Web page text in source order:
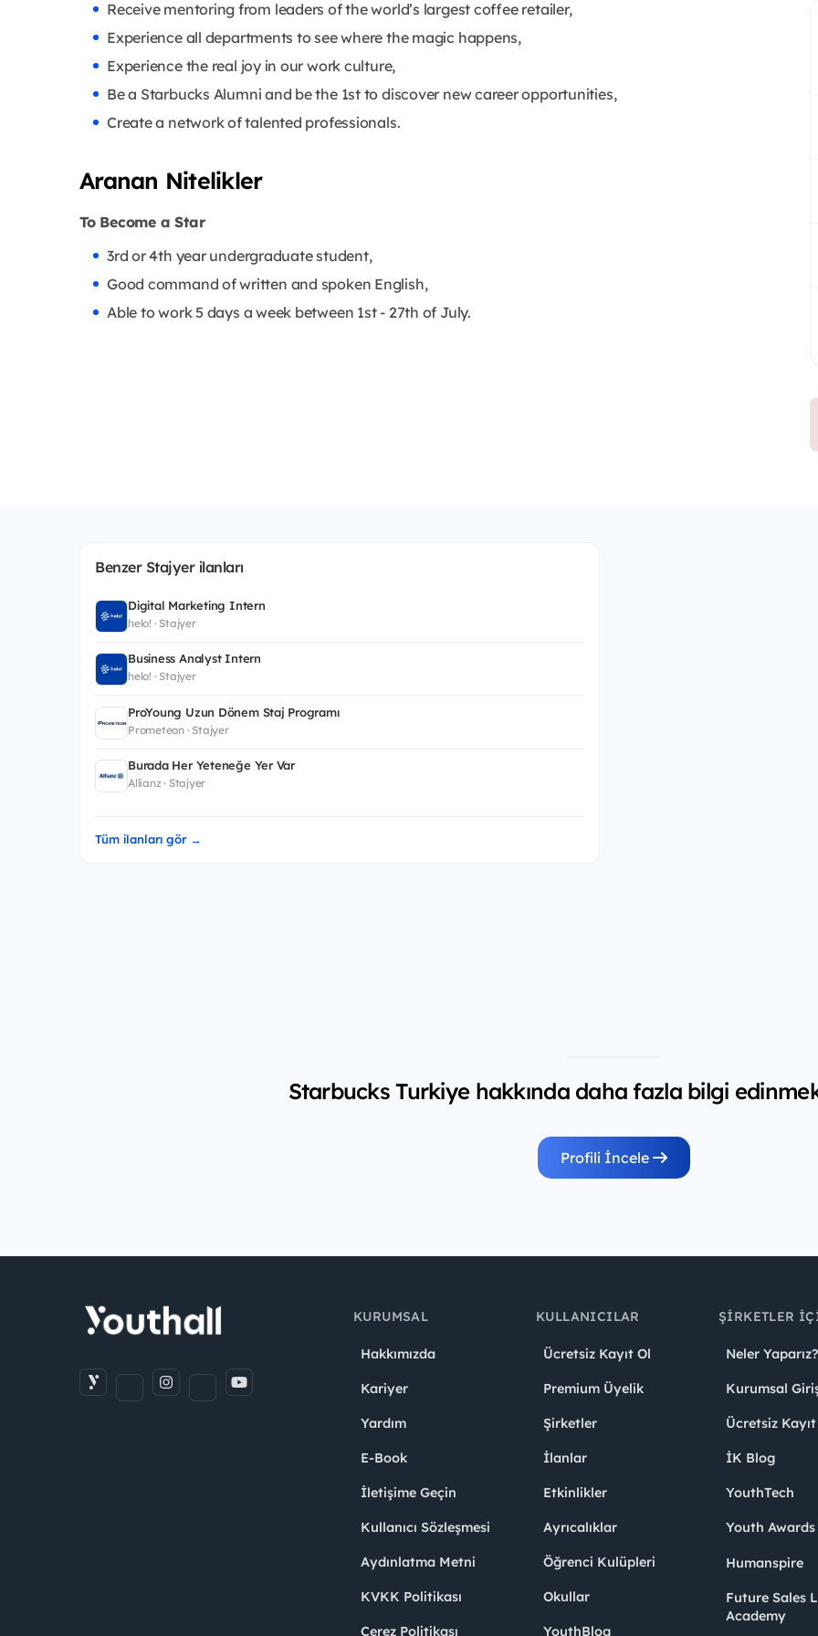
Receive mentoring from leaders of the world’s largest coffee retailer,
Experience all departments to see where the magic happens,
Experience the real joy in our work culture,
Be a Starbucks Alumni and be the 1st to discover new career opportunities,
Create a network of talented professionals.
Aranan Nitelikler
To Become a Star
3rd or 4th year undergraduate student,
Good command of written and spoken English,
Able to work 5 days a week between 1st - 27th of July.
Benzer Stajyer ilanları
Digital Marketing Intern
helo! · Stajyer
Business Analyst Intern
helo! · Stajyer
ProYoung Uzun Dönem Staj Programı
Prometeon · Stajyer
Burada Her Yeteneğe Yer Var
Allianz · Stajyer
Tüm ilanları gör →
Starbucks Turkiye hakkında daha fazla bilgi
Profili İncele
KURUMSAL
Hakkımızda
Kariyer
Yardım
E-Book
İletişime Geçin
Kullanıcı Sözleşmesi
Aydınlatma Metni
KVKK Politikası
Çerez Politikası
KULLANICILAR
Ücretsiz Kayıt Ol
Premium Üyelik
Şirketler
İlanlar
Etkinlikler
Ayrıcalıklar
Öğrenci Kulüpleri
Okullar
YouthBlog
ŞIRKETLER
Neler Yaparız?
Kurumsal
Ücretsiz Kayıt
İK Blog
YouthTech
Youth Awards
Humanspire
Future Sales
Academy